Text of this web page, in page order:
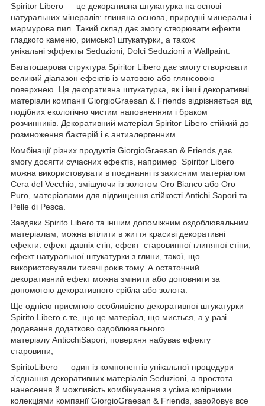
Spiritor Libero — це декоративна штукатурка на основі
натуральних мінералів: глиняна основа, природні минералы і
мармурова пил. Такий склад дає змогу створювати ефекти
гладкого каменю, римської штукатурки, а також
унікальні эффекты Seduzioni, Dolci Seduzioni и Wallpaint.
Багатошарова структура Spiritor Libero дає змогу створювати
великий діапазон ефектів із матовою або глянсовою
поверхнею. Ця декоративна штукатурка, як і інші декоративні
матеріали компанії GiorgioGraesan & Friends відрізняється від
подібних екологічно чистим наповненням і браком
розчинників. Декоративний матеріал Spiritor Libero стійкий до
розмноження бактерій і є антиалергенним.
Комбінації різних продуктів GiorgioGraesan & Friends дає
змогу досягти сучасних ефектів , например Spiritor Libero
можна використовувати в поєднанні із захисним матеріалом
Cera del Vecchio, змішуючи із золотом Oro Bianco або Oro
Puro, матеріалами для підвищення стійкості Antichi Sapori та
Pelle di Pesca.
Завдяки Spirito Libero та іншим допоміжним оздоблювальним
матеріалам, можна втілити в життя красиві декоративні
ефекти: ефект давніх стін, ефект старовинної глиняної стіни,
ефект натуральної штукатурки з глини, такої, що
використовували тисячі років тому. А остаточний
декоративний ефект можна змінити або доповнити за
допомогою декоративного срібла або золота.
Ще однією приємною особливістю декоративної штукатурки
Spirito Libero є те, що це матеріал, що миється, а у разі
додавання додатково оздоблювального
матеріалу AnticchiSapori, поверхня набуває ефекту
старовини,
SpiritoLibero — один із компонентів унікальної процедури
з'єднання декоративних матеріалів Seduzioni, а простота
нанесення й можливість комбінування з усіма колірними
колекціями компанії GiorgioGraesan & Friends, завойовує все